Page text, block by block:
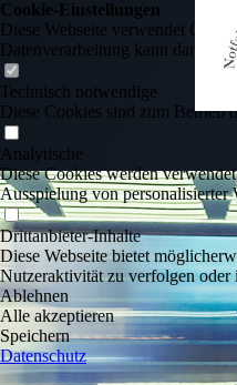
Cookie-Einstellungen
Diese Webseite verwendet
Datenverarbeitung kann dann
Technisch notwendige
Diese Cookies sind zum Betrieb
Analytische
Diese Cookies werden
Ausspielung von personalisierter
Drittanbieter-Inhalte
Diese Webseite bietet
Nutzeraktivität zu verfolgen oder
Ablehnen
Alle akzeptieren
Speichern
Datenschutz